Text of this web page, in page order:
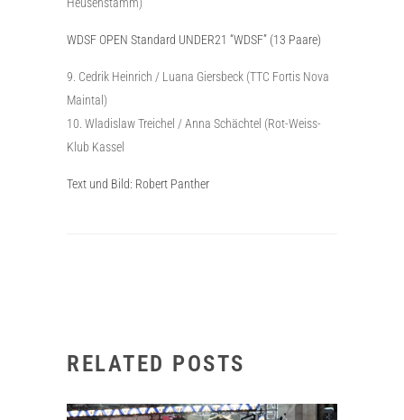
WDSF OPEN Standard UNDER21 “WDSF” (13 Paare)
Cedrik Heinrich / Luana Giersbeck (TTC Fortis Nova
Maintal)
Wladislaw Treichel / Anna Schächtel (Rot-Weiss-
Klub Kassel
Text und Bild: Robert Panther
RELATED POSTS